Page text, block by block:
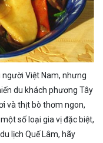
Việt Nam, nhưng
du khách phương Tây
và thịt bò thơm ngon,
số loại gia vị đặc biệt,
lịch Quế Lâm, hãy